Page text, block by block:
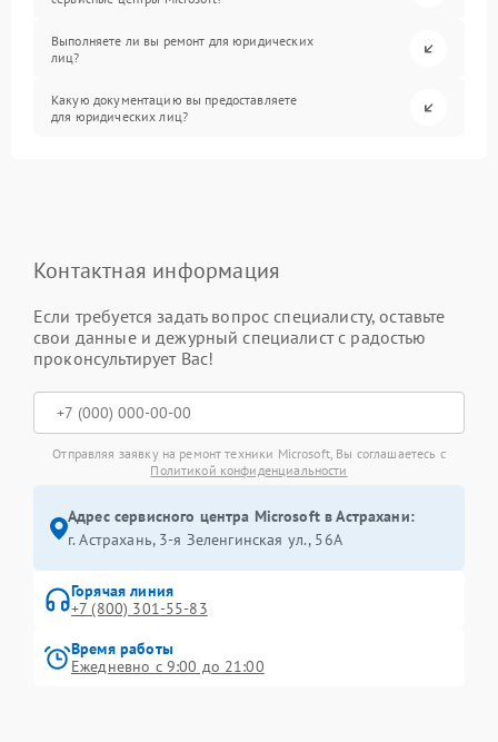
Выполняете ли вы ремонт для юридических
лиц?
Какую документацию вы предоставляете
для юридических лиц?
Контактная информация
Если требуется задать вопрос специалисту, оставьте
свои данные и дежурный специалист с радостью
проконсультирует Вас!
Отправляя заявку на ремонт техники Microsoft, Вы соглашаетесь с
Политикой конфиденциальности
Адрес сервисного центра Microsoft в Астрахани:
г. Астрахань, 3-я Зеленгинская ул., 56А
Горячая линия
+7 (800) 301-55-83
Время работы
Ежедневно с 9:00 до 21:00